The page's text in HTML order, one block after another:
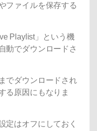
ファイルを保存する
Playlist」という機
動でダウンロードさ
でダウンロードされ
る原因にもなりま
定はオフにしておく